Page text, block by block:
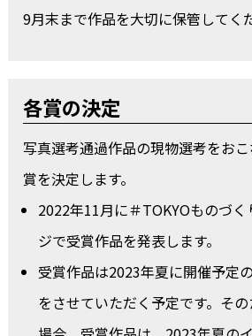
9月末まで作品を大切に保管してく
各賞の決定
写真選考通過作品の現物選考をお
賞を決定します。
2022年11月に＃TOKYOものづ
ジで受賞作品を発表します。
受賞作品は2023年夏に開催予定
をさせていただく予定です。そ